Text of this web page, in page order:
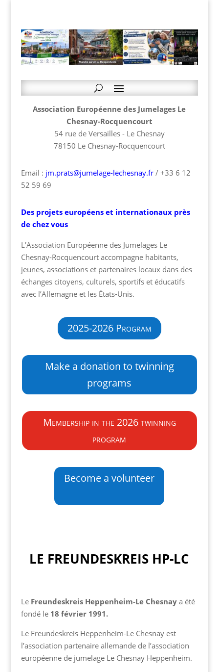
Association Européenne des Jumelages Le
Chesnay-Rocquencourt
54 rue de Versailles - Le Chesnay
78150 Le Chesnay-Rocquencourt
Email : jm.prats@jumelage-lechesnay.fr/ +33 6 12
52 59 69
Des projets européens et internationaux près
de chez vous
L’Association Européenne des Jumelages Le
Chesnay-Rocquencourt accompagne habitants,
jeunes, associations et partenaires locaux dans des
échanges citoyens, culturels, sportifs et éducatifs
avec l’Allemagne et les États-Unis.
2025-2026 Program
Make a donation to twinning
programs
Membership in the 2026 twinning
program
Become a volunteer
LE FREUNDESKREIS HP-LC
LeFreundeskreis Heppenheim-Le Chesnaya été
fondé le 18 février 1991.
Le Freundeskreis Heppenheim-Le Chesnay est
l’association partenaire allemande de l’association
européenne de jumelage Le Chesnay Heppenheim.